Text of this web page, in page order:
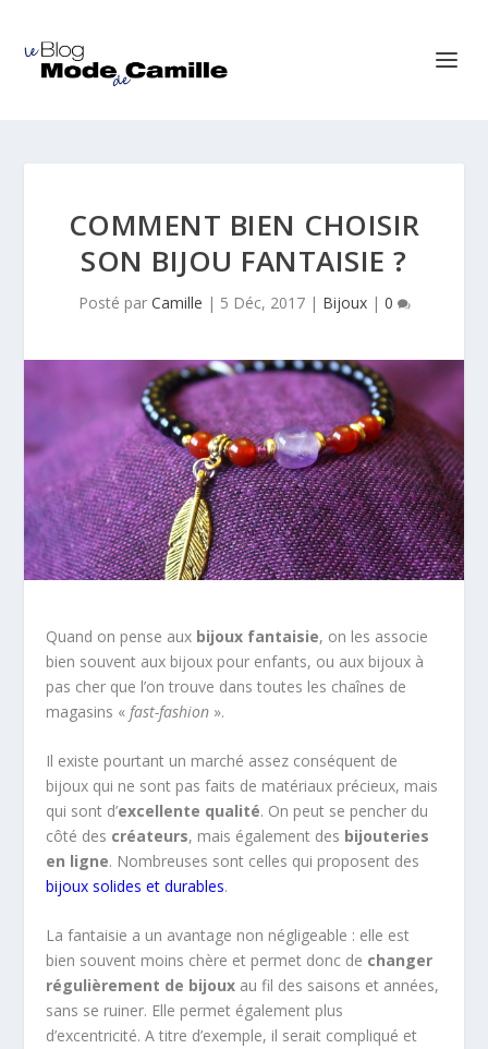
COMMENT BIEN CHOISIR
SON BIJOU FANTAISIE ?
Posté par Camille | 5 Déc, 2017| Bijoux| 0
Quand on pense aux bijoux fantaisie, on les associe
bien souvent aux bijoux pour enfants, ou aux bijoux à
pas cher que l’on trouve dans toutes les chaînes de
magasins « fast-fashion ».
Il existe pourtant un marché assez conséquent de
bijoux qui ne sont pas faits de matériaux précieux, mais
qui sont d’excellente qualité. On peut se pencher du
côté des créateurs, mais également des bijouteries
en ligne. Nombreuses sont celles qui proposent des
bijoux solides et durables.
La fantaisie a un avantage non négligeable : elle est
bien souvent moins chère et permet donc de changer
régulièrement de bijoux au fil des saisons et années,
sans se ruiner. Elle permet également plus
d’excentricité. A titre d’exemple, il serait compliqué et